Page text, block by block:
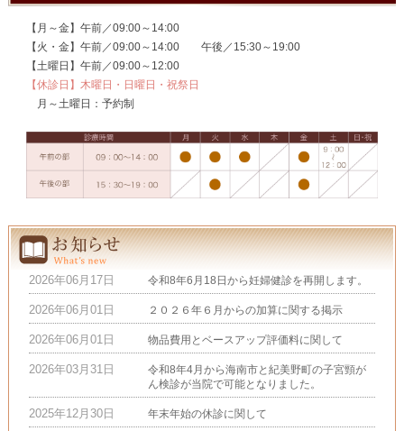
【月～金】午前／09:00～14:00
【火・金】午前／09:00～14:00 午後／15:30～19:00
【土曜日】午前／09:00～12:00
【休診日】木曜日・日曜日・祝祭日
月～土曜日：予約制
2026年06月17日 令和8年6月18日から妊婦健診を再開します。
2026年06月01日 ２０２６年６月からの加算に関する掲示
2026年06月01日 物品費用とベースアップ評価料に関して
2026年03月31日
令和8年4月から海南市と紀美野町の子宮頸が
ん検診が当院で可能となりました。
2025年12月30日 年末年始の休診に関して